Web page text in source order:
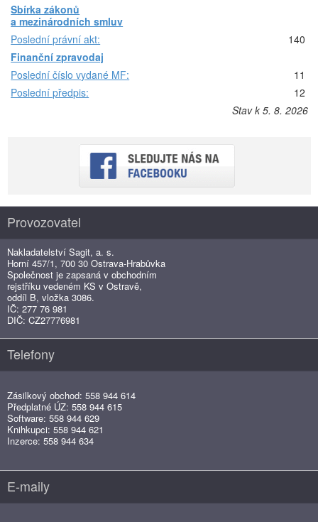
Sbírka zákonů
a mezinárodních smluv
Poslední právní akt:
140
Finanční zpravodaj
Poslední číslo vydané MF:
11
Poslední předpis:
12
Stav k 5. 8. 2026
Provozovatel
Nakladatelství Sagit, a. s.
Horní 457/1, 700 30 Ostrava-Hrabůvka
Společnost je zapsaná v obchodním
rejstříku vedeném KS v Ostravě,
oddíl B, vložka 3086.
IČ: 277 76 981
DIČ: CZ27776981
Telefony
Zásilkový obchod: 558 944 614
Předplatné ÚZ: 558 944 615
Software: 558 944 629
Knihkupci: 558 944 621
Inzerce: 558 944 634
E-maily